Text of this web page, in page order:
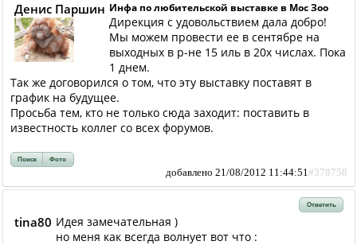
Денис Паршин Инфа по любительской выставке в Мос Зоо
Дирекция с удовольствием дала добро!
Мы можем провести ее в сентябре на
выходных в р-не 15 иль в 20х числах. Пока
1 днем.
Так же договорился о том, что эту выставку поставят в
график на будущее.
Просьба тем, кто не только сюда заходит: поставить в
известность коллег со всех форумов.
Поиск Фото
добавлено 21/08/2012 11:44:51 #378758
Ответить
tina80 Идея замечательная )
но меня как всегда волнует вот что :